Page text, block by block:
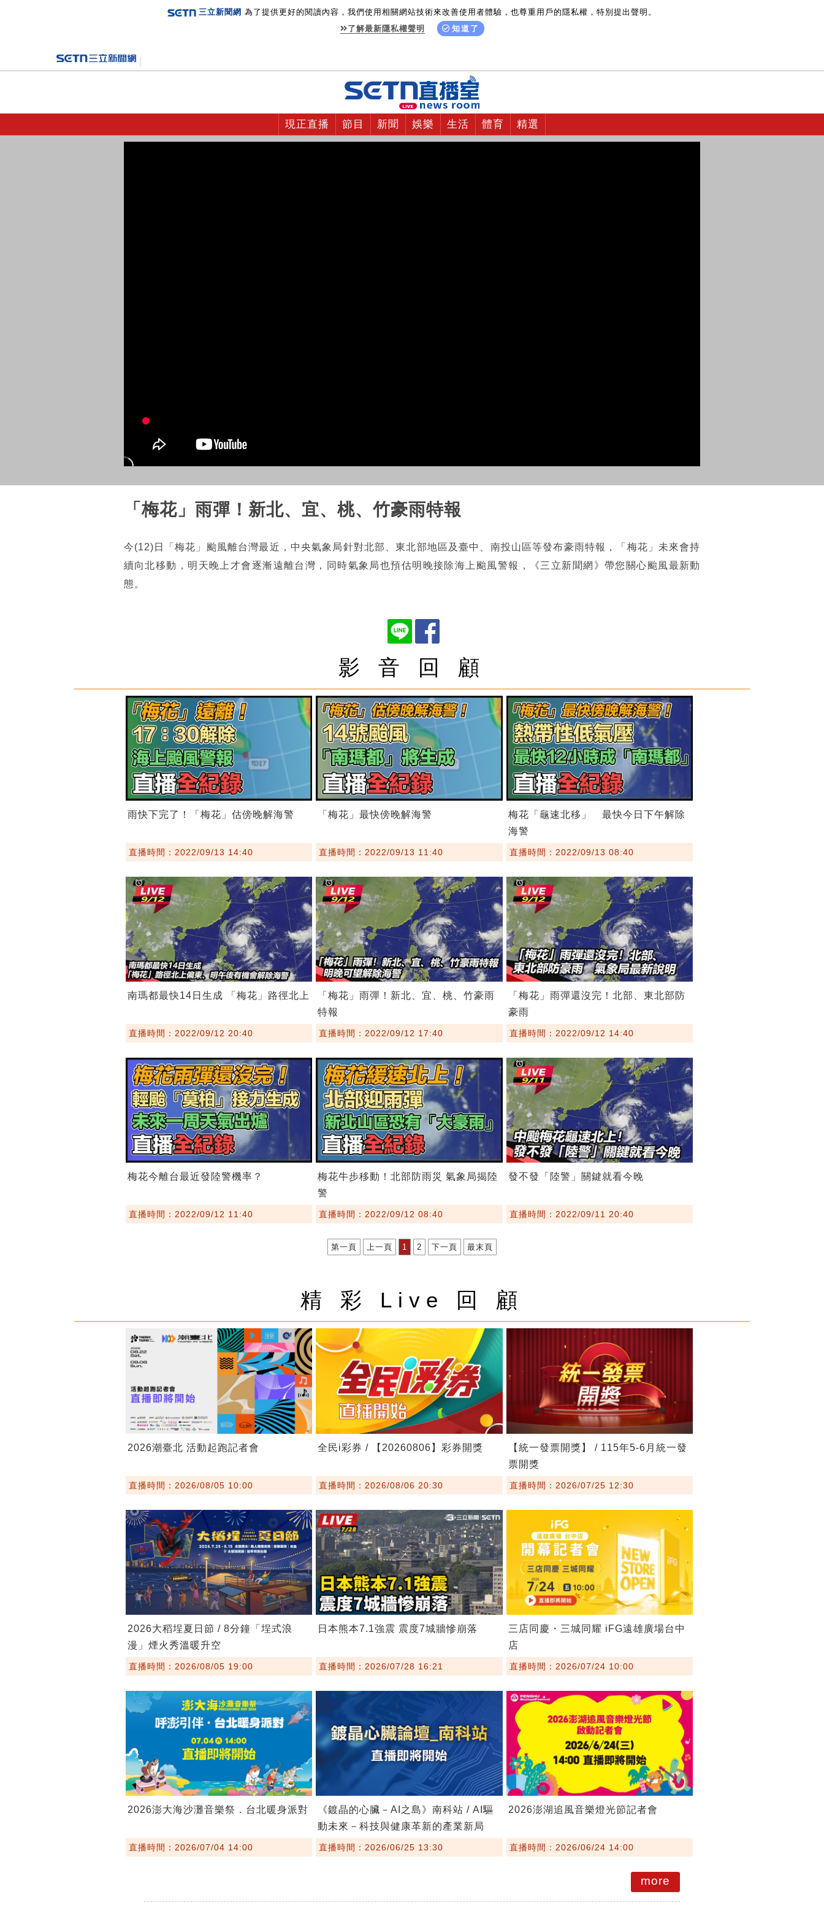
三立新聞網 為了提供更好的閱讀內容，我們使用相關網站技術來改善使用者體驗，也尊重用戶的隱私權，特別提出聲明。
了解最新隱私權聲明
知道了
現正直播 節目 新聞 娛樂 生活 體育 精選
「梅花」雨彈！新北、宜、桃、竹豪雨特報
今(12)日「梅花」颱風離台灣最近，中央氣象局針對北部、東北部地區及臺中、南投山區等發布豪雨特報，「梅花」未來會持
續向北移動，明天晚上才會逐漸遠離台灣，同時氣象局也預估明晚接除海上颱風警報，《三立新聞網》帶您關心颱風最新動
態。
影 音 回 顧
雨快下完了！「梅花」估傍晚解海警
直播時間：2022/09/13 14:40
「梅花」最快傍晚解海警
直播時間：2022/09/13 11:40
梅花「龜速北移」 最快今日下午解除
海警
直播時間：2022/09/13 08:40
南瑪都最快14日生成 「梅花」路徑北上
直播時間：2022/09/12 20:40
「梅花」雨彈！新北、宜、桃、竹豪雨
特報
直播時間：2022/09/12 17:40
「梅花」雨彈還沒完！北部、東北部防
豪雨
直播時間：2022/09/12 14:40
梅花今離台最近發陸警機率？
直播時間：2022/09/12 11:40
梅花牛步移動！北部防雨災 氣象局揭陸
警
直播時間：2022/09/12 08:40
發不發「陸警」關鍵就看今晚
直播時間：2022/09/11 20:40
第一頁 上一頁 1 2 下一頁 最末頁
精 彩 Live 回 顧
2026潮臺北 活動起跑記者會
直播時間：2026/08/05 10:00
全民i彩券 / 【20260806】彩券開獎
直播時間：2026/08/06 20:30
【統一發票開獎】 / 115年5-6月統一發
票開獎
直播時間：2026/07/25 12:30
2026大稻埕夏日節 / 8分鐘「埕式浪
漫」煙火秀溫暖升空
直播時間：2026/08/05 19:00
日本熊本7.1強震 震度7城牆慘崩落
直播時間：2026/07/28 16:21
三店同慶・三城同耀 iFG遠雄廣場台中
店
直播時間：2026/07/24 10:00
2026澎大海沙灘音樂祭．台北暖身派對
直播時間：2026/07/04 14:00
《鍍晶的心臟－AI之島》南科站 / AI驅
動未來－科技與健康革新的產業新局
直播時間：2026/06/25 13:30
2026澎湖追風音樂燈光節記者會
直播時間：2026/06/24 14:00
more